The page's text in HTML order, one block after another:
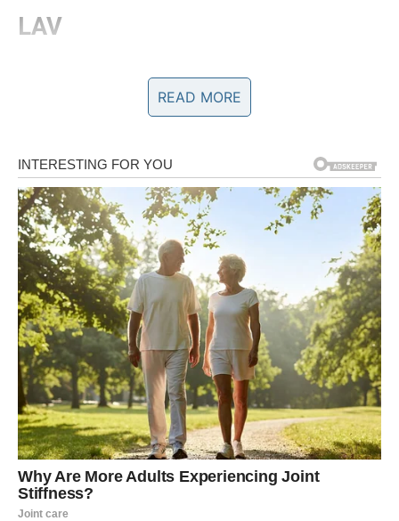
LAV
energija je privlačna i to se primećuje.
strast, komplimenti i osećaj da ste voljeni.
Poruka srca:dozvolite sebi da budete obožavani.
DEVICA
Device u petak traže jasnoću. Ne želite više nejasne
odnose i polovične emocije.
Zauzeti:razgovor o budućnosti.
Slobodni:privlači vas osoba koja je stabilna i iskrena.
Poruka srca:
mir u ljubavi dolazi kada znate gde stojite.
VAGA
Vage danas sijaju u ljubavi. Harmonija, lep razgovor i
romantična energija prate vas tokom dana.
Zauzeti:
READ MORE